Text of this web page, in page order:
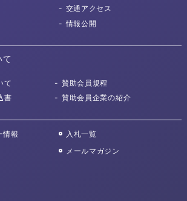
交通アクセス
情報公開
て
賛助会員規程
書
賛助会員企業の紹介
情報
入札一覧
メールマガジン